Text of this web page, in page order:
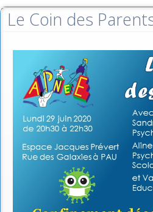
Le Coin des